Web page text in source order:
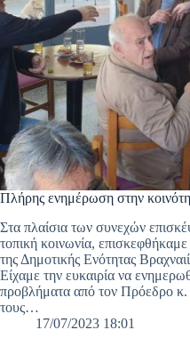
Πλήρης ενημέρωση στην
Στα πλαίσια των συνεχών
τοπική κοινωνία,
της Δημοτικής Ενότητας
Είχαμε την ευκαιρία να
προβλήματα από τον Πρόεδρο κ.
τους…
17/07/2023 18:01